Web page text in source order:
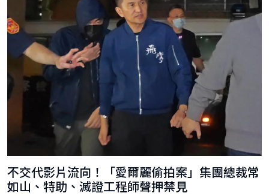
不交代影片流向！「愛爾麗偷拍案」集團總裁常
如山、特助、滅證工程師聲押禁見